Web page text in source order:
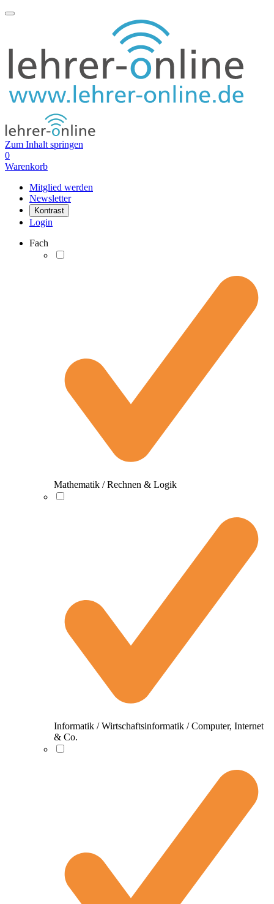
Zum Inhalt springen
0
Warenkorb
Mitglied werden
Newsletter
Kontrast
Login
Fach
Mathematik / Rechnen & Logik
Informatik / Wirtschaftsinformatik / Computer, Internet
& Co.